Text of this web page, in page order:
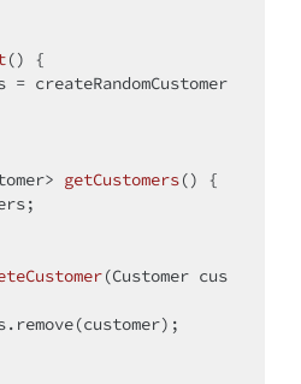
()
{
= createRandomCustomer
getCustomers()
{
(Customer cus